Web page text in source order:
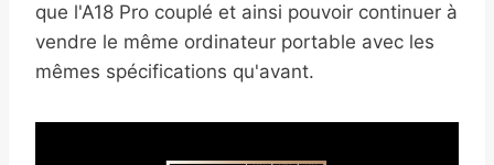
que l'A18 Pro couplé et ainsi pouvoir continuer à
vendre le même ordinateur portable avec les
mêmes spécifications qu'avant.